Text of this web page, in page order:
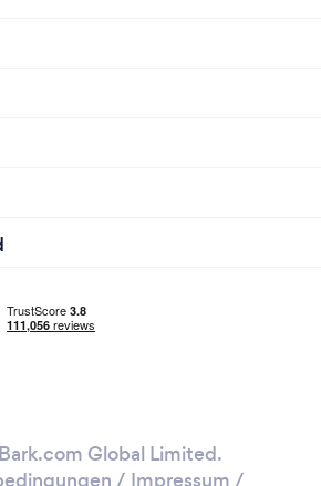
Global Limited.
/ Impressum /